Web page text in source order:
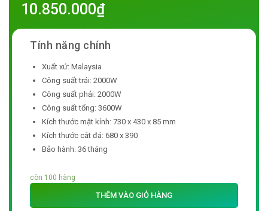
10.850.000₫
Xuất xứ: Malaysia
Công suất trái: 2000W
Công suất phải: 2000W
Công suất tổng: 3600W
Kích thước mặt kính: 730 x 430 x 85 mm
Kích thước cắt đá: 680 x 390
Bảo hành: 36 tháng
còn 100 hàng
THÊM VÀO GIỎ HÀNG